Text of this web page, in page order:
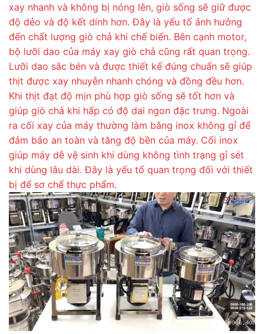
xay nhanh và không bị nóng lên, giò sống sẽ giữ được
độ dẻo và độ kết dính hơn. Đây là yếu tố ảnh hưởng
đến chất lượng giò chả khi chế biến. Bên cạnh motor,
bộ lưỡi dao của máy xay giò chả cũng rất quan trọng.
Lưỡi dao sắc bén và được thiết kế đúng chuẩn sẽ giúp
thịt được xay nhuyễn nhanh chóng và đồng đều hơn.
Khi thịt đạt độ mịn phù hợp giò sống sẽ tốt hơn và
giúp giò chả khi hấp có độ dai ngon đặc trưng. Ngoài
ra cối xay của máy thường làm bằng inox không gỉ để
đảm bảo an toàn và tăng độ bền của máy. Cối inox
giúp máy dễ vệ sinh khi dùng không tình trạng gỉ sét
khi dùng lâu dài. Đây là yếu tố quan trọng đối với thiết
bị để sơ chế thực phẩm.